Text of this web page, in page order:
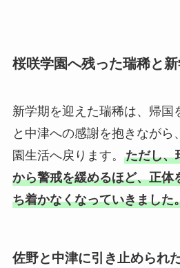
桜咲学園へ残った瑞稀と
新学期を迎えた瑞稀は、帰国
と中津への感謝を抱きながら
園生活へ戻ります。 ただし、
から警戒を緩めるほど、正体
ち着かなくなっていきました
佐野と中津に引き止められ